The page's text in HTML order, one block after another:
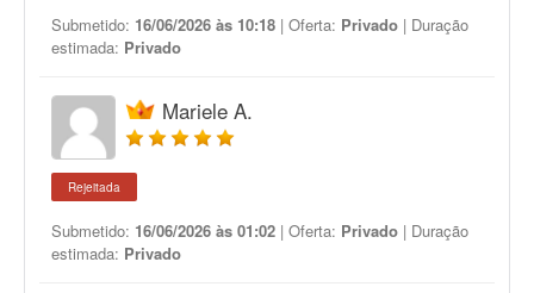
Submetido: 16/06/2026 às 10:18 | Oferta: Privado | Duração
estimada: Privado
Mariele A.
Rejeitada
Submetido: 16/06/2026 às 01:02 | Oferta: Privado | Duração
estimada: Privado